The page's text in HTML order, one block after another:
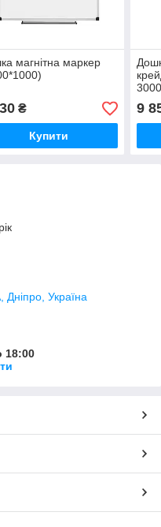
магнітна маркер
₴
Купити
9
Україна
18:00